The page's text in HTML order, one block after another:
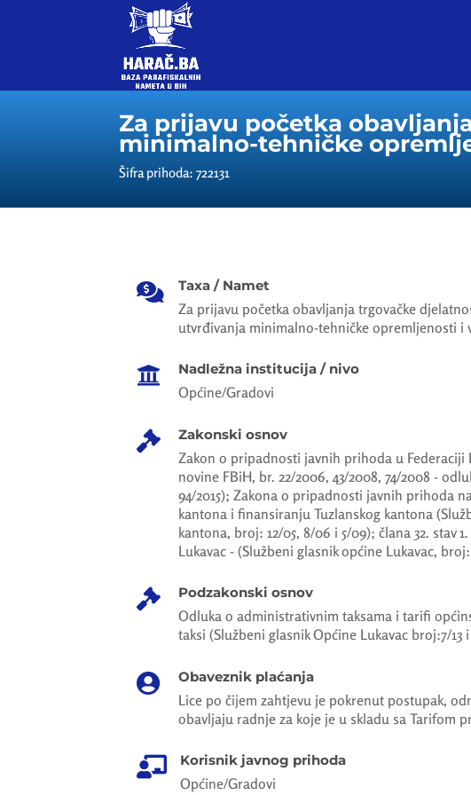
Za prijavu početka
minimalno-tehničke
Šifra prihoda: 722131
 Taxa / Namet
Za prijavu početka obavljanja trgovačke
utvrđivanja minimalno-tehničke opremljenosti i
 Nadležna institucija / nivo
Općine/Gradovi
 Zakonski osnov
Zakon o pripadnosti javnih prihoda u Federaciji
novine FBiH, br. 22/2006, 43/2008, 74/2008 -
94/2015); Zakona o pripadnosti javnih prihoda
kantona i finansiranju Tuzlanskog kantona
kantona, broj: 12/05, 8/06 i 5/09); člana 32. stav
Lukavac - (Službeni glasnik općine Lukavac, broj:
 Podzakonski osnov
Odluka o administrativnim taksama i tarifi
taksi (Službeni glasnik Općine Lukavac broj:7/13
 Obaveznik plaćanja
Lice po čijem zahtjevu je pokrenut postupak,
obavljaju radnje za koje je u skladu sa Tarifom
 Korisnik javnog prihoda
Općine/Gradovi